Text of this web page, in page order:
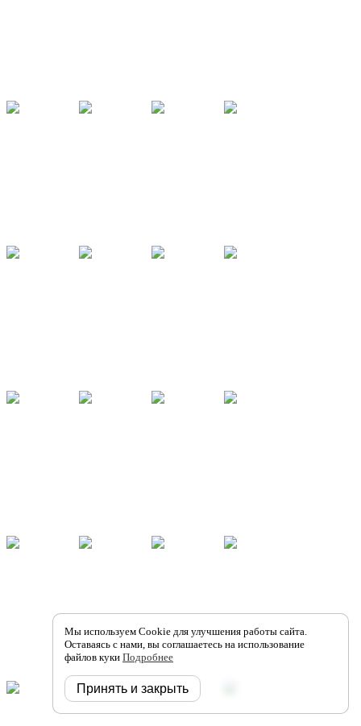
Мы используем Cookie для улучшения работы сайта.
Оставаясь с нами, вы соглашаетесь на использование
файлов куки Подробнее
Принять и закрыть